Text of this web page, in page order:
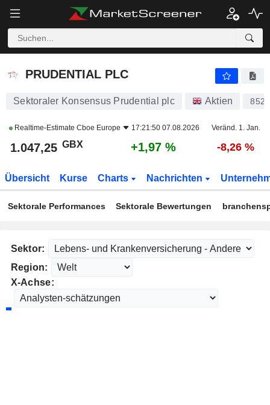
PRUDENTIAL PLC
PRUDENTIAL PLC
Sektoraler Konsensus Prudential plc Aktien
Realtime-Estimate Cboe Europe 17:21:50 07.08.2026 Veränd. 1. Jan.
1.047,25 GBX +1,97 % -8,26 %
Übersicht Kurse Charts Nachrichten
Sektorale Performances Sektorale Bewertungen
Sektor:
Region:
X-Achse: